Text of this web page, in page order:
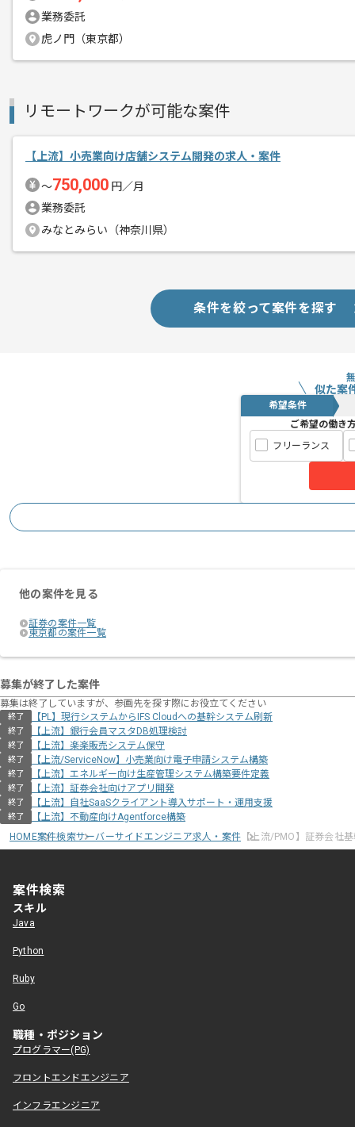
スキルアップされたい方、長期的に参
常駐での作業を見込んでおります。
業務委託
虎ノ門（東京都）
リモートワークが可能な案件
【上流】小売業向け店舗システム開発の求人・案件
〜750,000 円／月
業務委託
みなとみらい（神奈川県）
条件を絞って案件を探す
似た案
希望条件
ご希望の働き
フリーランス
他の案件を見る
証券の案件一覧
東京都の案件一覧
募集が終了した案件
募集は終了していますが、参画先を探す際にお役立てください
終了 【PL】現行システムからIFS Cloudへの基幹システム刷新
終了 【上流】銀行会員マスタDB処理検討
終了 【上流】楽楽販売システム保守
終了 【上流/ServiceNow】小売業向け電子申請システム構築
終了 【上流】エネルギー向け生産管理システム構築要件定義
終了 【上流】証券会社向けアプリ開発
終了 【上流】自社SaaSクライアント導入サポート・運用支援
終了
【上流】不動産向けAgentforce構築
HOME案件検索サーバーサイドエンジニア求人・案件 【上流/PMO】証券会社
案件検索
スキル
Java
Python
Ruby
Go
職種・ポジション
プログラマー(PG)
フロントエンドエンジニア
インフラエンジニア